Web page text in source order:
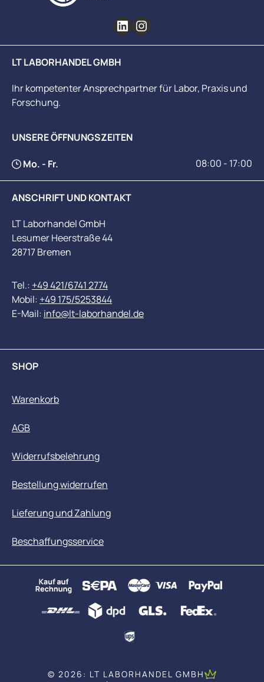
LT LABORHANDEL GMBH
Ihr kompetenter Ansprechpartner für Labor, Praxis und
Forschung.
UNSERE ÖFFNUNGSZEITEN
Mo. - Fr. 08:00 - 17:00
ANSCHRIFT UND KONTAKT
LT Laborhandel GmbH
Lesumer Heerstraße 44
28717 Bremen
Tel.: +49 421/6741 2774
Mobil: +49 175/5253844
E-Mail: info@lt-laborhandel.de
SHOP
Warenkorb
AGB
Widerrufsbelehrung
Bestellung widerrufen
Lieferung und Zahlung
Beschaffungsservice
© 2026: LT LABORHANDEL GMBH